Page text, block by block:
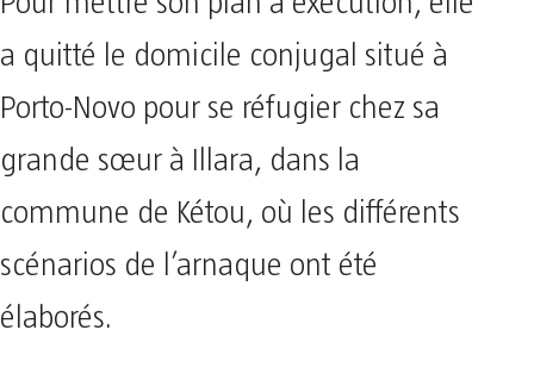
a quitté le domicile conjugal situé à
Porto-Novo pour se réfugier chez sa
grande sœur à Illara, dans la
commune de Kétou, où les différents
scénarios de l’arnaque ont été
élaborés.